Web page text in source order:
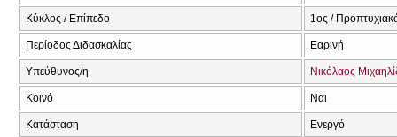
Κύκλος / Επίπεδο 1ος /
Περίοδος Διδασκαλίας Εαρινή
Υπεύθυνος/η Νικόλαος
Κοινό Ναι
Κατάσταση Ενεργό